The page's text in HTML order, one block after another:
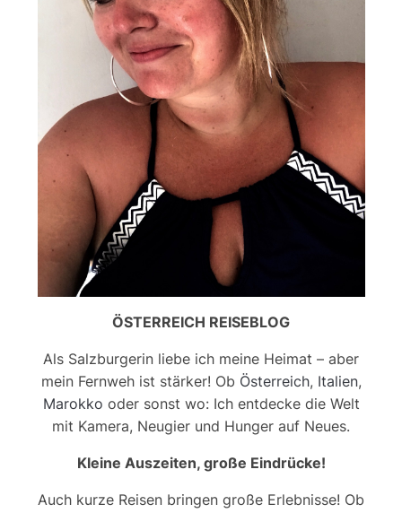
ÖSTERREICH REISEBLOG
Als Salzburgerin liebe ich meine Heimat – aber
mein Fernweh ist stärker! Ob Österreich, Italien,
Marokko oder sonst wo: Ich entdecke die Welt
mit Kamera, Neugier und Hunger auf Neues.
Kleine Auszeiten, große Eindrücke!
Auch kurze Reisen bringen große Erlebnisse! Ob